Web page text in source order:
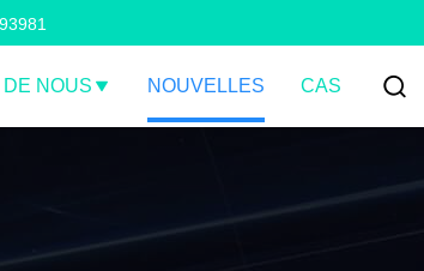
NOUS NOUVELLES CAS